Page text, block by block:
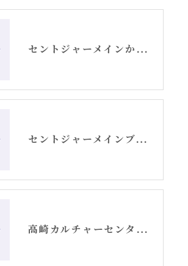
セントジャーメインからのスピリチュアルメッセージ・アリーシャ
セントジャーメインブレッシングカード「リセット」グリッド画像
高崎カルチャーセンターでのエンジェルカード講座スタート